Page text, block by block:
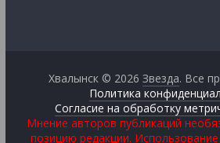
Хвалынск © 2026Звезда. Все
Политика
Согласие на обработку
Мнение авторов публикаций
позицию редакции.